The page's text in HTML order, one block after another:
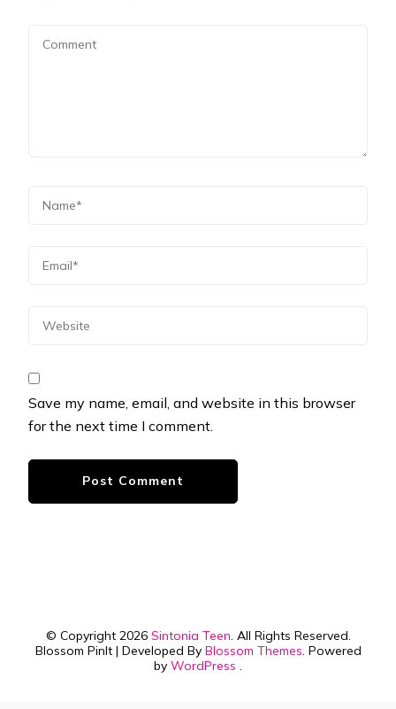
Save my name, email, and website in this browser
for the next time I comment.
© Copyright 2026 Sintonia Teen. All Rights Reserved.
Blossom PinIt | Developed By Blossom Themes. Powered
by WordPress .